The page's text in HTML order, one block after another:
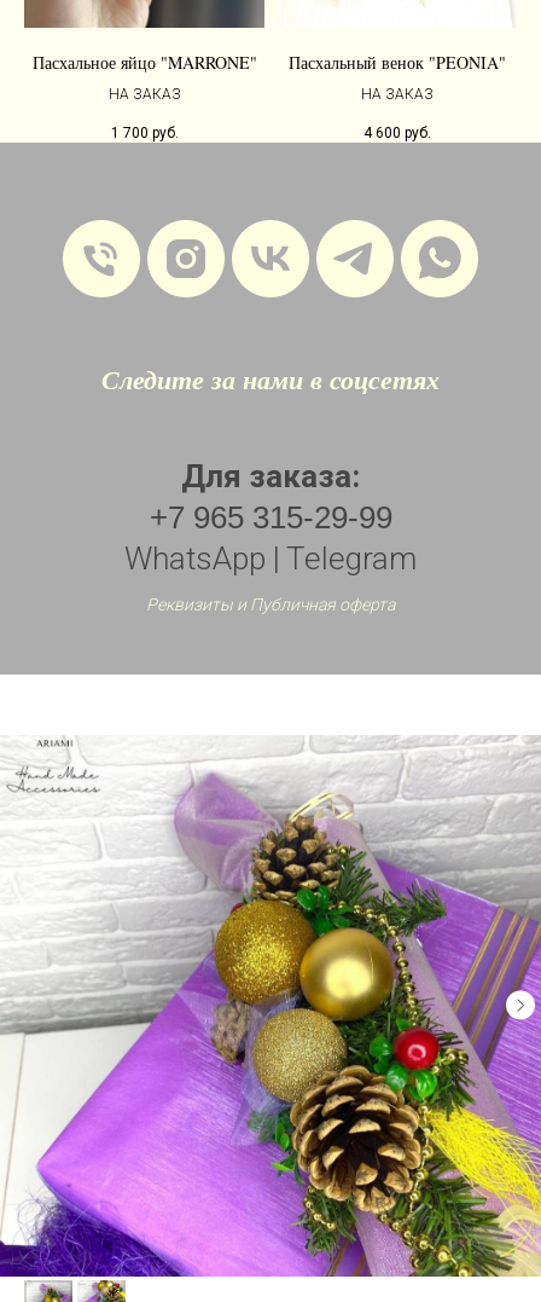
Пасхальное яйцо "MARRONE"
НА ЗАКАЗ
1 700 руб.
Пасхальный венок "PEONIA"
НА ЗАКАЗ
4 600 руб.
Следите за нами в соцсетях
Для заказа:
+7 965 315-29-99
WhatsApp | Telegram
Реквизиты и Публичная оферта